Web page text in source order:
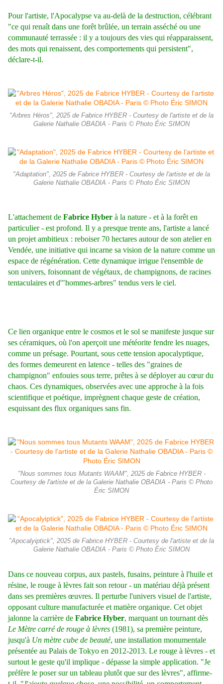
Pour l'artiste, l'Apocalypse va au-delà de la destruction, célébrant
"ce qui renaît dans une forêt brûlée, un terrain asséché ou une
communauté terrassée : il y a toujours des vies qui réapparaissent,
des mots qui renaissent, des comportements qui persistent",
déclare-t-il.
"Arbres Héros", 2025 de Fabrice HYBER - Courtesy de l'artiste et de la
Galerie Nathalie OBADIA - Paris © Photo Éric SIMON
"Adaptation", 2025 de Fabrice HYBER - Courtesy de l'artiste et de la
Galerie Nathalie OBADIA - Paris © Photo Éric SIMON
L'attachement de Fabrice Hyber à la nature - et à la forêt en
particulier - est profond. Il y a presque trente ans, l'artiste a lancé
un projet ambitieux : reboiser 70 hectares autour de son atelier en
Vendée, une initiative qui incarne sa vision de la nature comme un
espace de régénération. Cette dynamique irrigue l'ensemble de
son univers, foisonnant de végétaux, de champignons, de racines
tentaculaires et d'"hommes-arbres" tendus vers le ciel.
Ce lien organique entre le cosmos et le sol se manifeste jusque sur
ses céramiques, où l'on aperçoit une météorite fendre les nuages,
comme un présage. Pourtant, sous cette tension apocalyptique,
des formes demeurent en latence - telles des "graines de
champignon" enfouies sous terre, prêtes à se déployer au cœur du
chaos. Ces dynamiques, observées avec une approche à la fois
scientifique et poétique, imprègnent chaque geste de création,
esquissant des flux organiques sans fin.
"Nous sommes tous Mutants WAAM", 2025 de Fabrice HYBER -
Courtesy de l'artiste et de la Galerie Nathalie OBADIA - Paris © Photo
Éric SIMON
"Apocalyiptick", 2025 de Fabrice HYBER - Courtesy de l'artiste et de la
Galerie Nathalie OBADIA - Paris © Photo Éric SIMON
Dans ce nouveau corpus, aux pastels, fusains, peinture à l'huile et
résine, le rouge à lèvres fait son retour - un matériau déjà présent
dans ses premières œuvres. Il perturbe l'univers visuel de l'artiste,
opposant culture manufacturée et matière organique. Cet objet
jalonne la carrière de Fabrice Hyber, marquant un tournant dès
Le Mètre carré de rouge à lèvres (1981), sa première peinture,
jusqu'à Un mètre cube de beauté, une installation monumentale
présentée au Palais de Tokyo en 2012-2013. Le rouge à lèvres - et
surtout le geste qu'il implique - dépasse la simple application. "Je
préfère le poser sur un tableau plutôt que sur des lèvres", affirme-